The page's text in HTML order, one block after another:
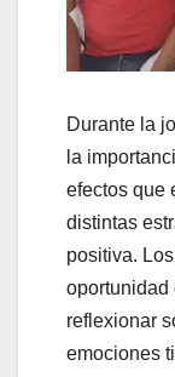
Durante la
la
efectos que
distintas
positiva.
oportunidad
reflexionar
emociones